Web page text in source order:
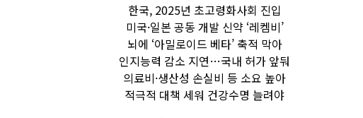
한국, 2025년 초고령화사회 진입
미국·일본 공동 개발 신약 ‘레켐비’
뇌에 ‘아밀로이드 베타’ 축적 막아
인지능력 감소 지연…국내 허가 앞둬
의료비·생산성 손실비 등 소요 높아
적극적 대책 세워 건강수명 늘려야